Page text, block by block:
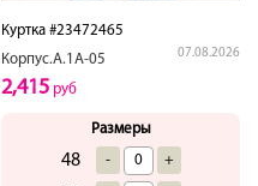
Куртка #23472465
Корпус.А.1А-05
07.08.2026
2,415 руб
Размеры
48 - +